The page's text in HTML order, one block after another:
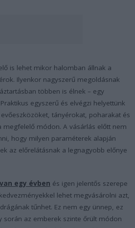
is lehet mikor halomban állnak a
Ilyenkor nagyszerű megoldásnak
többen is élnek – egy
egyszerű és elvégzi helyettünk
tányérokat, poharakat és
megfelelő módon. A vásárlás előtt nem
hogy milyen paraméterek alapján
az előrelátásnak a legnagyobb előnye
egy évben és igen jelentős szerepe
lehet megvásárolni azt,
tűnhet. Ez nem egy ünnep, ez
során az emberek szinte őrült módon